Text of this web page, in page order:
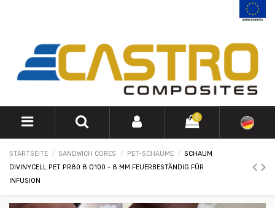
0
STARTSEITE SANDWICH CORES PET-SCHÄUME
SCHAUM
DIVINYCELL PET PR80 8 Q100 - 8 MM FEUERBESTÄNDIG FÜR
INFUSION